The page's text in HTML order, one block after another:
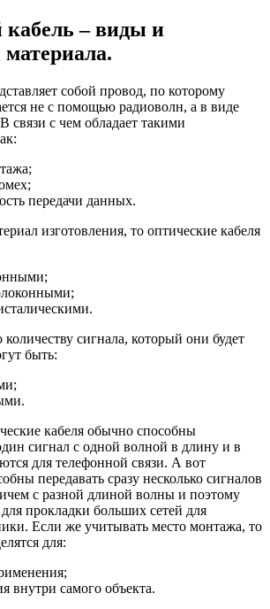
– виды и
материала.
собой провод, по которому
не с помощью радиоволн, а в виде
связи с чем обладает такими
передачи данных.
изготовления, то оптические кабеля
количеству сигнала, который они будет
быть:
кабеля обычно способны
сигнал с одной волной в длину и в
для телефонной связи. А вот
передавать сразу несколько сигналов
с разной длиной волны и поэтому
прокладки больших сетей для
Если же учитывать место монтажа, то
для:
внутри самого объекта.